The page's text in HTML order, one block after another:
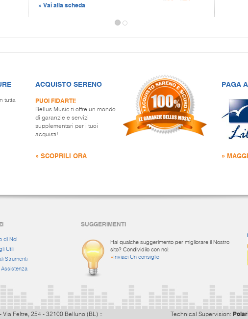
» Vai alla scheda
tutta
ACQUISTO SERENO
PUOI FIDARTI!
Bellus Music ti offre un mondo
di garanzie e servizi
supplementari per i tuoi
acquisti!
» SCOPRILI ORA
PAGA
»
di Noi
Utili
Strumenti
Assistenza
SUGGERIMENTI
Hai qualche suggerimento per migliorare il Nostro
sito? Condividilo con noi:
» Inviaci Un consiglio
Via Feltre, 254 - 32100 Belluno (BL) :: Technical Supervision: